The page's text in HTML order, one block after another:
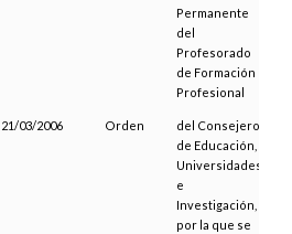
Permanente
del
Profesorado
de Formación
Profesional
21/03/2006 Orden
del Consejero
de Educación,
Universidades
e
Investigación,
por la que se